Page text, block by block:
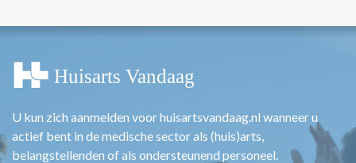
U kun zich aanmelden voor huisartsvandaag.nl wanneer u
actief bent in de medische sector als (huis)arts,
belangstellenden of als ondersteunend personeel.